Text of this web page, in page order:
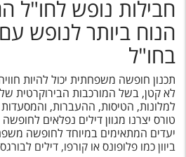
חבילות נופש לחו"ל
הנוח ביותר לנופש
בחו"ל
תכנון חופשה משפחתית יכול להיות
לא קטן, בשל המורכבות הבירוקרטית
למלונות, הטיסות, ההעברות,
טורס יצרנו מגוון דילים נפלאים
יעדים המתאימים במיוחד לחופשה
ביוון כמו פלופונס או קורפו, דילים